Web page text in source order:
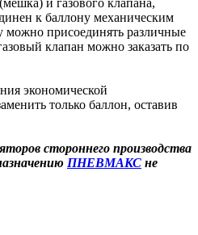
и газового клапана,
к баллону механическим
присоединять различные
клапан можно заказать по
экономической
только баллон, оставив
стороннего производства
ПНЕВМАКС не